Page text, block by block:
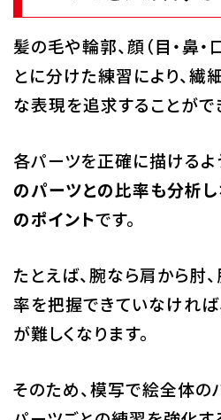
髪の毛や輪郭、顔（目・鼻・
とに分けた練習により、繊
な表現を追求することがで
各パーツを正確に描けるよ
のパーツとの比率も分析
のポイントです。
たとえば、腕なら肩から肘
率を把握できていなければ
が難しくなります。
そのため、模写で絵全体の